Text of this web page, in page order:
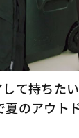
して持ちた
夏のアウト